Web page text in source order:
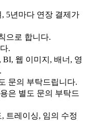
5년마다 연장 결제가
으로 합니다.
.
BI, 웹 이미지, 배너, 영
문의 부탁드립니다.
은 별도 문의 부탁드
트레이싱, 임의 수정